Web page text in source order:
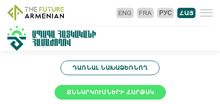
ՀԱՅ
ENG FRA РУС
ԴԱՌՆԱԼ ՆԱԽԱՁԵՌՆՈՂ
ՔՆՆԱՐԿՈՒՄՆԵՐԻ ՀԱՐԹԱԿ